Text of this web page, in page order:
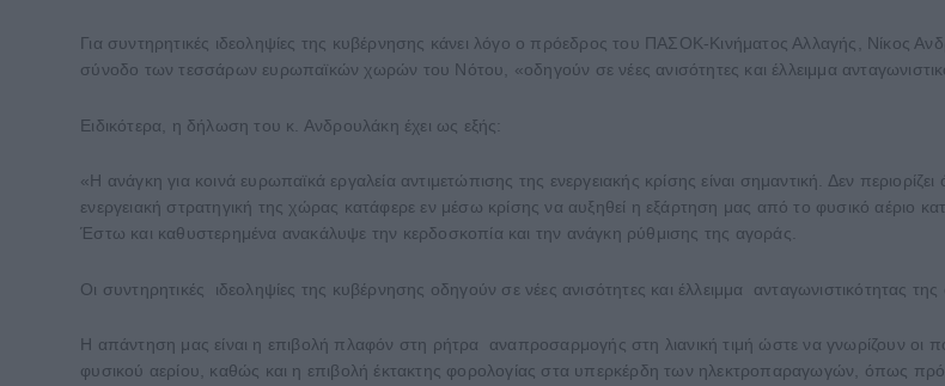
Για συντηρητικές ιδεοληψίες της κυβέρνησης κάνει λόγο ο πρόεδρος του ΠΑΣΟΚ-Κινήματος Αλλαγής, Νίκος
σύνοδο των τεσσάρων ευρωπαϊκών χωρών του Νότου, «οδηγούν σε νέες ανισότητες και έλλειμμα
Ειδικότερα, η δήλωση του κ. Ανδρουλάκη έχει ως εξής:
«Η ανάγκη για κοινά ευρωπαϊκά εργαλεία αντιμετώπισης της ενεργειακής κρίσης είναι σημαντική. Δεν
ενεργειακή στρατηγική της χώρας κατάφερε εν μέσω κρίσης να αυξηθεί η εξάρτηση μας από το φυσικό αέριο
Έστω και καθυστερημένα ανακάλυψε την κερδοσκοπία και την ανάγκη ρύθμισης της αγοράς.
Οι συντηρητικές ιδεοληψίες της κυβέρνησης οδηγούν σε νέες ανισότητες και έλλειμμα ανταγωνιστικότητας της
Η απάντηση μας είναι η επιβολή πλαφόν στη ρήτρα αναπροσαρμογής στη λιανική τιμή ώστε να γνωρίζουν οι
φυσικού αερίου, καθώς και η επιβολή έκτακτης φορολογίας στα υπερκέρδη των ηλεκτροπαραγωγών, όπως